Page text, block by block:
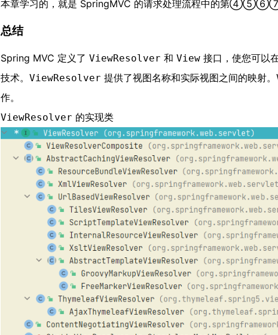
本章学习的，就是 SpringMVC 的请求处理流程中的第④⑤⑥⑦
总结
Spring MVC 定义了 ViewResolver 和 View 接口，使您可以
技术。 ViewResolver 提供了视图名称和实际视图之间的映射。
作。
ViewResolver 的实现类